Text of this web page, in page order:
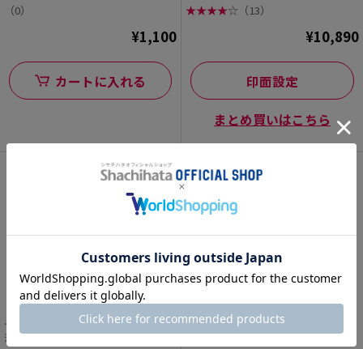
（0）
¥1,100
カートに入れる
★★★★☆ （13）
¥10,890
印面設定
まとめ買いはこちら
データーネームEX15号 スタンド式【別
注品】
ブラック16 別製 日付無し【別注品】